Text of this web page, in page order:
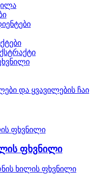
და ყვავილების ჩაი
ფხვნილი